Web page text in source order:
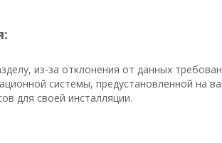
из-за отклонения от данных
системы, предустановленной на
для своей инсталляции.